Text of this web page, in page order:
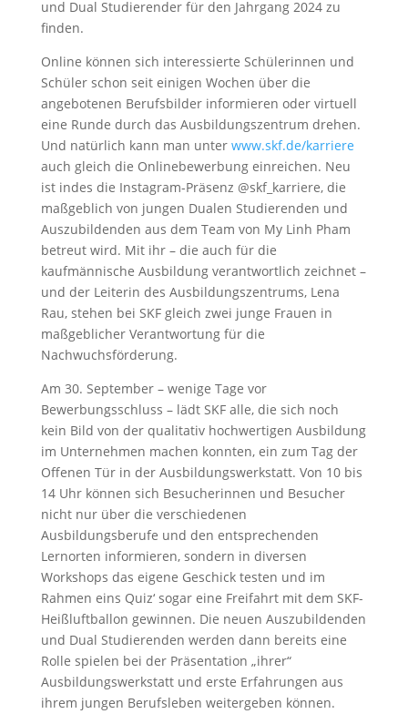
und Dual Studierender für den Jahrgang 2024 zu
finden.
Online können sich interessierte Schülerinnen und
Schüler schon seit einigen Wochen über die
angebotenen Berufsbilder informieren oder virtuell
eine Runde durch das Ausbildungszentrum drehen.
Und natürlich kann man unter www.skf.de/karriere
auch gleich die Onlinebewerbung einreichen. Neu
ist indes die Instagram-Präsenz @skf_karriere, die
maßgeblich von jungen Dualen Studierenden und
Auszubildenden aus dem Team von My Linh Pham
betreut wird. Mit ihr – die auch für die
kaufmännische Ausbildung verantwortlich zeichnet –
und der Leiterin des Ausbildungszentrums, Lena
Rau, stehen bei SKF gleich zwei junge Frauen in
maßgeblicher Verantwortung für die
Nachwuchsförderung.
Am 30. September – wenige Tage vor
Bewerbungsschluss – lädt SKF alle, die sich noch
kein Bild von der qualitativ hochwertigen Ausbildung
im Unternehmen machen konnten, ein zum Tag der
Offenen Tür in der Ausbildungswerkstatt. Von 10 bis
14 Uhr können sich Besucherinnen und Besucher
nicht nur über die verschiedenen
Ausbildungsberufe und den entsprechenden
Lernorten informieren, sondern in diversen
Workshops das eigene Geschick testen und im
Rahmen eins Quiz‘ sogar eine Freifahrt mit dem SKF-
Heißluftballon gewinnen. Die neuen Auszubildenden
und Dual Studierenden werden dann bereits eine
Rolle spielen bei der Präsentation „ihrer“
Ausbildungswerkstatt und erste Erfahrungen aus
ihrem jungen Berufsleben weitergeben können.